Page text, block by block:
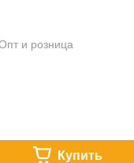
и розница
Купить